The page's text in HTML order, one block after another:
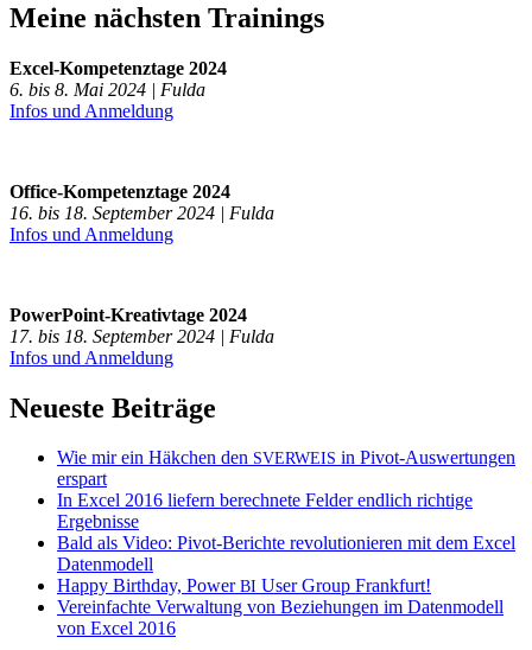
Meine nächsten Trainings
Excel-Kompetenztage 2024
6. bis 8. Mai 2024 | Fulda
Infos und Anmeldung
Office-Kompetenztage 2024
16. bis 18. September 2024 | Fulda
Infos und Anmeldung
PowerPoint-Kreativtage 2024
17. bis 18. September 2024 | Fulda
Infos und Anmeldung
Neueste Beiträge
Wie mir ein Häkchen den SVERWEIS in Pivot-Auswertungen
erspart
In Excel 2016 liefern berechnete Felder endlich richtige
Ergebnisse
Bald als Video: Pivot-Berichte revolutionieren mit dem Excel
Datenmodell
Happy Birthday, PowerBI User Group Frankfurt!
Vereinfachte Verwaltung von Beziehungen im Datenmodell
von Excel 2016